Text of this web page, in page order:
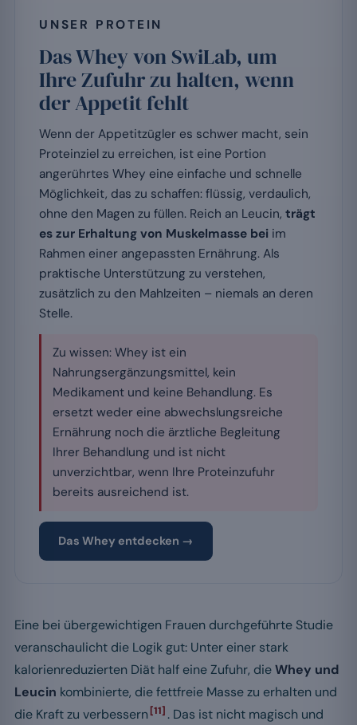
UNSER PROTEIN
Das Whey von SwiLab, um
Ihre Zufuhr zu halten, wenn
der Appetit fehlt
Wenn der Appetitzügler es schwer macht, sein
Proteinziel zu erreichen, ist eine Portion
angerührtes Whey eine einfache und schnelle
Möglichkeit, das zu schaffen: flüssig, verdaulich,
ohne den Magen zu füllen. Reich an Leucin, trägt
es zur Erhaltung von Muskelmasse bei im
Rahmen einer angepassten Ernährung. Als
praktische Unterstützung zu verstehen,
zusätzlich zu den Mahlzeiten – niemals an deren
Stelle.
Zu wissen: Whey ist ein
Nahrungsergänzungsmittel, kein
Medikament und keine Behandlung. Es
ersetzt weder eine abwechslungsreiche
Ernährung noch die ärztliche Begleitung
Ihrer Behandlung und ist nicht
unverzichtbar, wenn Ihre Proteinzufuhr
bereits ausreichend ist.
Das Whey entdecken →
Eine bei übergewichtigen Frauen durchgeführte Studie
veranschaulicht die Logik gut: Unter einer stark
kalorienreduzierten Diät half eine Zufuhr, dieWhey und
Leucin kombinierte, die fettfreie Masse zu erhalten und
die Kraft zu verbessern[11]. Das ist nicht magisch und